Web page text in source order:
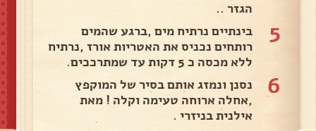
הגזר ..
5
בינתיים נרתיח מים ,ברגע שהמים
רותחים נכניס את האטריות אורז ,נרתיח
ללא מכסה כ 5 דקות עד שמתרככים.
6
נסנן ונמזג אותם בסיר של המוקפץ
,אחלה ארוחה טעימה וקלה ! מאת
אילנית בניזרי .